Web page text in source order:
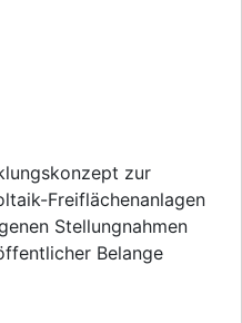
zur
Freiflächenanlagen
Stellungnahmen
Belange